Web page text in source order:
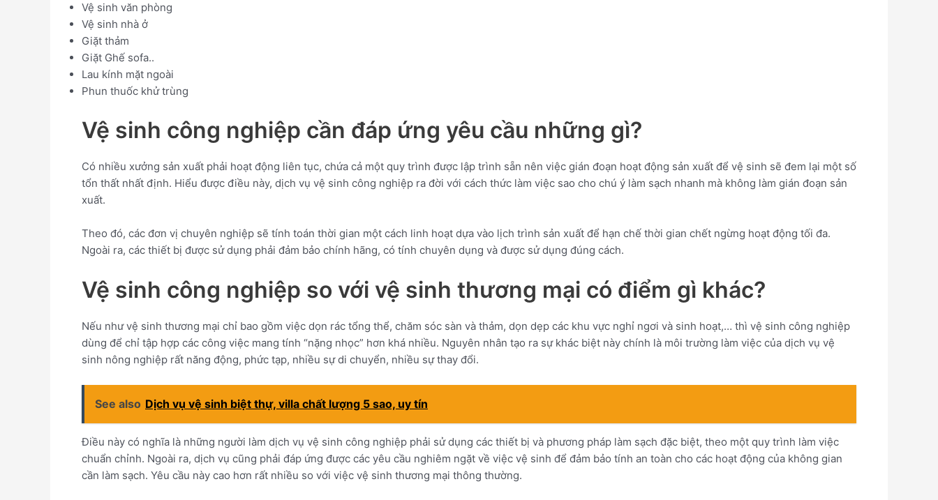
Vệ sinh văn phòng
Vệ sinh nhà ở
Giặt thảm
Giặt Ghế sofa..
Lau kính mặt ngoài
Phun thuốc khử trùng
Vệ sinh công nghiệp cần đáp ứng yêu cầu những gì?
Có nhiều xưởng sản xuất phải hoạt động liên tục, chứa cả một quy trình được lập trình sẵn nên việc gián đoạn hoạt động sản xuất để vệ sinh sẽ đem lại một số
tổn thất nhất định. Hiểu được điều này, dịch vụ vệ sinh công nghiệp ra đời với cách thức làm việc sao cho chú ý làm sạch nhanh mà không làm gián đoạn sản
xuất.
Theo đó, các đơn vị chuyên nghiệp sẽ tính toán thời gian một cách linh hoạt dựa vào lịch trình sản xuất để hạn chế thời gian chết ngừng hoạt động tối đa.
Ngoài ra, các thiết bị được sử dụng phải đảm bảo chính hãng, có tính chuyên dụng và được sử dụng đúng cách.
Vệ sinh công nghiệp so với vệ sinh thương mại có điểm gì khác?
Nếu như vệ sinh thương mại chỉ bao gồm việc dọn rác tổng thể, chăm sóc sàn và thảm, dọn dẹp các khu vực nghỉ ngơi và sinh hoạt,… thì vệ sinh công nghiệp
dùng để chỉ tập hợp các công việc mang tính “nặng nhọc” hơn khá nhiều. Nguyên nhân tạo ra sự khác biệt này chính là môi trường làm việc của dịch vụ vệ
sinh nông nghiệp rất năng động, phức tạp, nhiều sự di chuyển, nhiều sự thay đổi.
See also Dịch vụ vệ sinh biệt thự, villa chất lượng 5 sao, uy tín
Điều này có nghĩa là những người làm dịch vụ vệ sinh công nghiệp phải sử dụng các thiết bị và phương pháp làm sạch đặc biệt, theo một quy trình làm việc
chuẩn chỉnh. Ngoài ra, dịch vụ cũng phải đáp ứng được các yêu cầu nghiêm ngặt về việc vệ sinh để đảm bảo tính an toàn cho các hoạt động của không gian
cần làm sạch. Yêu cầu này cao hơn rất nhiều so với việc vệ sinh thương mại thông thường.